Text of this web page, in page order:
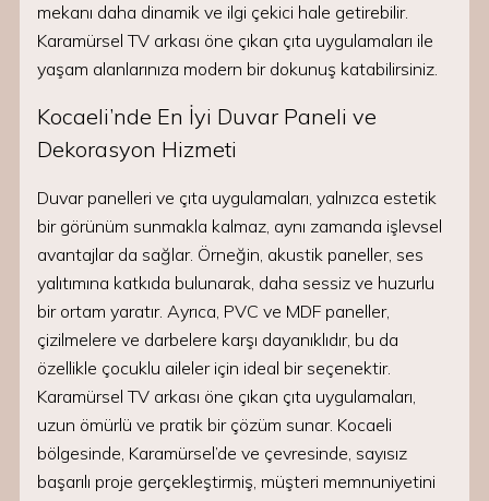
mekanı daha dinamik ve ilgi çekici hale getirebilir.
Karamürsel TV arkası öne çıkan çıta uygulamaları ile
yaşam alanlarınıza modern bir dokunuş katabilirsiniz.
Kocaeli’nde En İyi Duvar Paneli ve
Dekorasyon Hizmeti
Duvar panelleri ve çıta uygulamaları, yalnızca estetik
bir görünüm sunmakla kalmaz, aynı zamanda işlevsel
avantajlar da sağlar. Örneğin, akustik paneller, ses
yalıtımına katkıda bulunarak, daha sessiz ve huzurlu
bir ortam yaratır. Ayrıca, PVC ve MDF paneller,
çizilmelere ve darbelere karşı dayanıklıdır, bu da
özellikle çocuklu aileler için ideal bir seçenektir.
Karamürsel TV arkası öne çıkan çıta uygulamaları,
uzun ömürlü ve pratik bir çözüm sunar. Kocaeli
bölgesinde, Karamürsel’de ve çevresinde, sayısız
başarılı proje gerçekleştirmiş, müşteri memnuniyetini